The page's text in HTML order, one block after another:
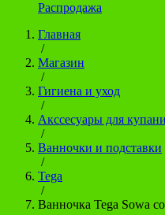
Распродажа
Главная
/
Магазин
/
Гигиена и уход
/
Акссесуары для
/
Ванночки и подставки
/
Tega
/
Ванночка Tega Sowa